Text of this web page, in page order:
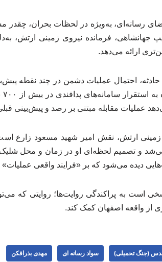
رسانه‌ای، به‌ویژه در لحظات بحران، چقدر
جهانشاهی، فرمانده نیروی زمینی ارتش،
ارائه می‌دهد.
احتمال عملیات دشمن در چند نقطه
عملیات مقابله مبتنی بر رصد و پیش‌بینی
ارتش، نقش امیر شهید مسعود زارع
و تصمیم لحظه‌ای او در زمان و محل
دیده می‌شود که بر «فرایند واقعی عملیات»
است به پراکندگی روایت‌ها؛ روایتی که
از واقعه اصفهان کمک کند.
(جنگ تحمیلی) سواد رسانه ای مهدی بذرافکن